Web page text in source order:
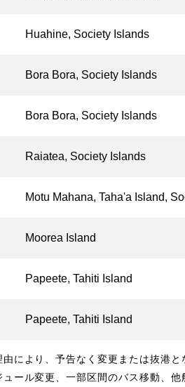
Huahine, Society Islands
Bora Bora, Society Islands
Bora Bora, Society Islands
Raiatea, Society Islands
Motu Mahana, Taha'a Island,
Moorea Island
Papeete, Tahiti Island
Papeete, Tahiti Island
により、予告なく変更または抜港と
ール変更、一部区間のバス移動、他